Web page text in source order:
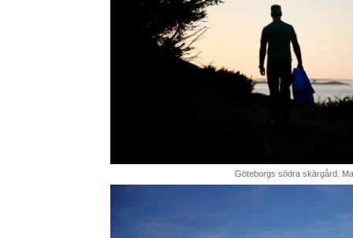
Göteborgs södra skärgård.